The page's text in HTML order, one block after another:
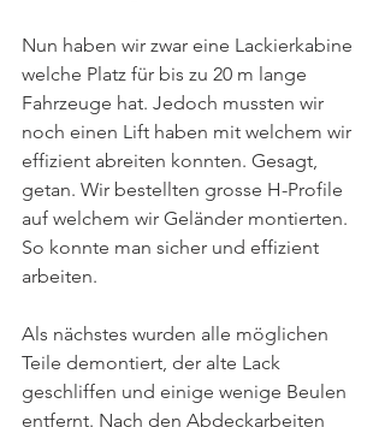
Nun haben wir zwar eine Lackierkabine
welche Platz für bis zu 20 m lange
Fahrzeuge hat. Jedoch mussten wir
noch einen Lift haben mit welchem wir
effizient abreiten konnten. Gesagt,
getan. Wir bestellten grosse H-Profile
auf welchem wir Geländer montierten.
So konnte man sicher und effizient
arbeiten.
Als nächstes wurden alle möglichen
Teile demontiert, der alte Lack
geschliffen und einige wenige Beulen
entfernt. Nach den Abdeckarbeiten